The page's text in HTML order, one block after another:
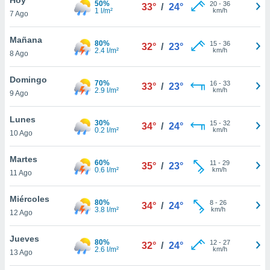
en
más
nuestra
de
cookies
aceptar
7 Ago
50%
1 l/m²
33° / 24° 20- 36
km/h
Mañana
8 Ago
80%
2.4 l/m²
32° / 23° 15- 36
km/h
Domingo
9 Ago
70%
2.9 l/m²
33° / 23° 16- 33
km/h
Lunes
10 Ago
30%
0.2 l/m²
34° / 24° 15- 32
km/h
Martes
11 Ago
60%
0.6 l/m²
35° / 23° 11 - 29
km/h
Miércoles
12 Ago
80%
3.8 l/m²
34° / 24° 8- 26
km/h
Jueves
13 Ago
80%
2.6 l/m²
32° / 24° 12- 27
km/h